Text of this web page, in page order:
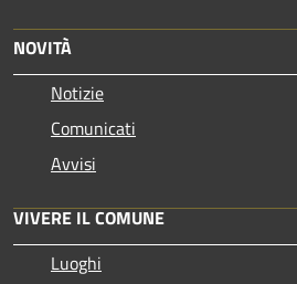
NOVITÀ
Notizie
Comunicati
Avvisi
VIVERE IL COMUNE
Luoghi